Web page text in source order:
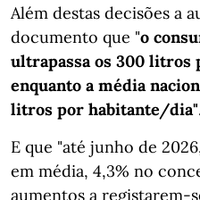
Além destas decisões a
documento que "o
ultrapassa os 300 litros
enquanto a média
litros por habitante/dia"
E que "até junho de
em média, 4,3% no
aumentos a registarem-